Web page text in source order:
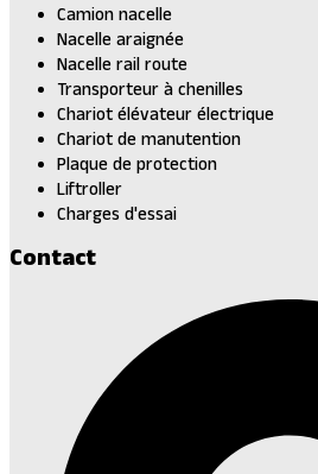
Camion nacelle
Nacelle araignée
Nacelle rail route
Transporteur à chenilles
Chariot élévateur électrique
Chariot de manutention
Plaque de protection
Liftroller
Charges d'essai
Contact